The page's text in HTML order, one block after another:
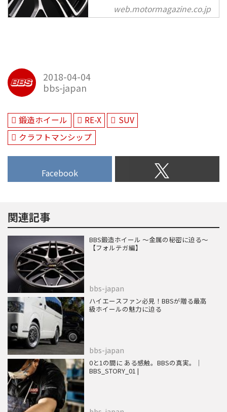
2018年1月に開催された東京オー
トサロンで、BBSジャパンはSUV
web.motormagazine.co.jp
2018-04-04
bbs-japan
鍛造ホイール RE-X
SUV
クラフトマンシップ
Facebook
関連記事
BBS鍛造ホイール 〜金属の秘密に迫る〜
【フォルテガ編】
bbs-japan
ハイエースファン必見！BBSが贈る最高
級ホイールの魅力に迫る
bbs-japan
0と1の間に ある感触。BBSの真実。｜
BBS_STORY_01 |